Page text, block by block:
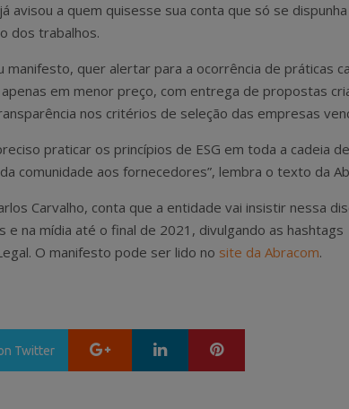
avisou a quem quisesse sua conta que só se dispunha
dos trabalhos.
manifesto, quer alertar para a ocorrência de práticas
em menor preço, com entrega de propostas
nos critérios de seleção das empresas
praticar os princípios de ESG em toda a cadeia
comunidade aos fornecedores”, lembra o texto da
Carvalho, conta que a entidade vai insistir nessa
e na mídia até o final de 2021, divulgando as hashtags
O manifesto pode ser lido no site da Abracom.
Twitter Google+ LinkedIn